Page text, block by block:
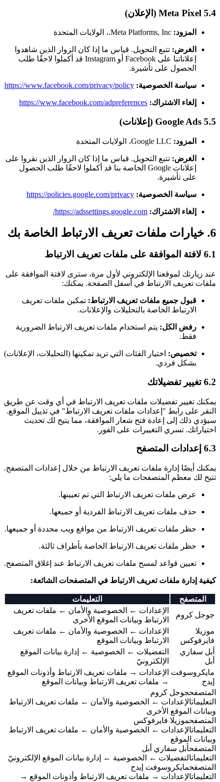
5.4 Meta Pixel (الإعلان)
المزود:
الغرض: تتبع التحويل. قياس ما إذا كان الزوار الذين شاهدوا
إعلاناتنا على Facebook أو Instagram قد أكملوا لاحقًا طلب
الحصول على تأشيرة.
سياسة الخصوصية: https://www.facebook.com/privacy/policy
إلغاء الاشتراك: https://www.facebook.com/adpreferences
5.5 Google Ads (إعلانات)
المزود:
الغرض: تتبع التحويل. قياس ما إذا كان الزوار الذين نقروا على
إعلانات Google الخاصة بنا قد أكملوا لاحقًا طلب الحصول
على تأشيرة.
سياسة الخصوصية: https://policies.google.com/privacy
إلغاء الاشتراك: https://adssettings.google.com/
6. خيارات ملفات تعريف الارتباط الخاصة بك
6.1 لافتة الموافقة على ملفات تعريف الارتباط
عند زيارتك لموقعنا الإلكتروني لأول مرة، سترى لافتة الموافقة على
ملفات تعريف الارتباط في أسفل الصفحة. يمكنك:
قبول جميع ملفات تعريف الارتباط: تمكين ملفات تعريف
الارتباط الخاصة بالتحليلات والإعلانات.
رفض الكل: يتم استخدام ملفات تعريف الارتباط الضرورية
فقط.
تخصيص: اختيار الفئات التي تريد تمكينها (التحليلات، الإعلانات)
بشكل فردي.
6.2 تغيير تفضيلاتك
يمكنك تغيير تفضيلات ملفات تعريف الارتباط في أي وقت عن طريق
النقر على رابط "إعدادات ملفات تعريف الارتباط" في تذييل الموقع.
سيؤدي ذلك إلى إعادة فتح شعار الموافقة، مما يتيح لك تحديث
اختياراتك. تسري التغييرات على الفور.
6.3 إعدادات المتصفح
يمكنك أيضًا إدارة ملفات تعريف الارتباط من خلال إعدادات المتصفح.
تتيح لك معظم المتصفحات ما يلي:
عرض ملفات تعريف الارتباط التي تم تعيينها.
حذف ملفات تعريف الارتباط الفردية أو جميعها.
حظر ملفات تعريف الارتباط من مواقع ويب محددة أو جميعها.
حظر ملفات تعريف الارتباط الخاصة بأطراف ثالثة.
تعيين قواعد لمسح ملفات تعريف الارتباط عند إغلاق المتصفح.
كيفية إدارة ملفات تعريف الارتباط في المتصفحات الشائعة:
المتصفح
التعليمات
جوجل كروم
الإعدادات ← الخصوصية والأمان ← ملفات تعريف
الارتباط وبيانات الموقع الأخرى
موزيلا
فايرفوكس
الإعدادات ← الخصوصية والأمان ← ملفات تعريف
الارتباط وبيانات الموقع
أبل سفاري
أبل
التفضيلات ← الخصوصية ← إدارة بيانات الموقع
الإلكترونيّ
مايكروسوفت
إيدج
الإعدادات → ملفات تعريف الارتباط وأذونات الموقع
→ ملفات تعريف الارتباط وبيانات الموقع
المتصفحجوجل كروم
التعليماتالإعدادات ← الخصوصية والأمان ← ملفات تعريف الارتباط
وبيانات الموقع الأخرى
المتصفحموزيلا فايرفوكس
التعليماتالإعدادات ← الخصوصية والأمان ← ملفات تعريف الارتباط
وبيانات الموقع
المتصفحأبل سفاري أبل
التعليماتالتفضيلات ← الخصوصية ← إدارة بيانات الموقع الإلكترونيّ
المتصفحمايكروسوفت إيدج
التعليماتالإعدادات → ملفات تعريف الارتباط وأذونات الموقع →